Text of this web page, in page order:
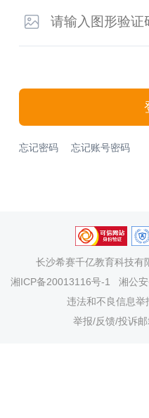
忘记密码 忘记账号密码
长沙希赛千亿教育科技有
湘ICP备20013116号-1
湘公
违法和不良信息
举报/反馈/投诉